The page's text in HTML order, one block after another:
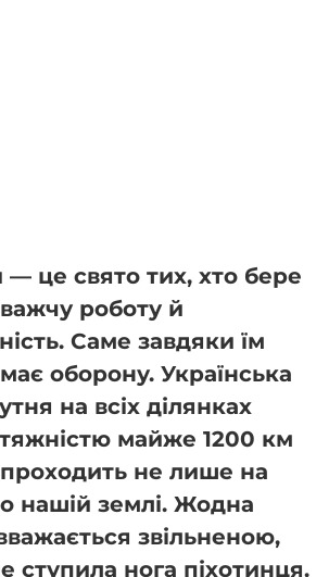
— це свято тих, хто бере
роботу й
Саме завдяки їм
оборону. Українська
на всіх ділянках
майже 1200 км
проходить не лише на
нашій землі. Жодна
звільненою,
ступила нога піхотинця.